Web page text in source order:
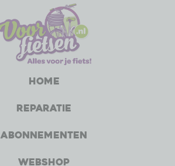
Home
Reparatie
Abonnementen
Webshop